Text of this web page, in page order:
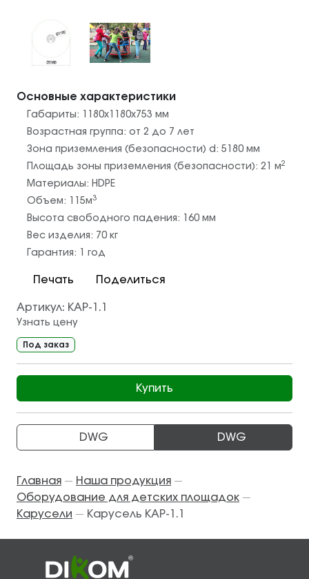
Основные характеристики
Габариты: 1180х1180х753 мм
Возрастная группа: от 2 до 7 лет
Зона приземления (безопасности) d: 5180 мм
Площадь зоны приземления (безопасности): 21 м2
Материалы: HDPE
Объем:
115м3
Высота свободного падения: 160мм
Вес изделия: 70 кг
Гарантия:
1 год
Печать Поделиться
Артикул: КАР-1.1
Узнать цену
Под заказ
Купить
DWG DWG
Главная — Наша продукция —
Оборудование для детских площадок —
Карусели — Карусель КАР-1.1